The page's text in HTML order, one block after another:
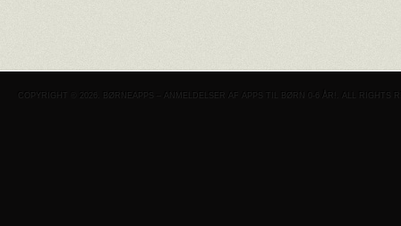
COPYRIGHT © 2026. BØRNEAPPS – ANMELDELSER AF APPS TIL BØRN 0-6 ÅR!. ALL RIGHTS